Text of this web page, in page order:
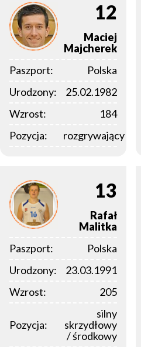
12
Maciej
Majcherek
Paszport:
Polska
Urodzony:
25.02.1982
Wzrost:
184
Pozycja:
rozgrywający
13
Rafał
Malitka
Paszport:
Polska
Urodzony:
23.03.1991
Wzrost:
205
Pozycja:
silny
skrzydłowy
/ środkowy